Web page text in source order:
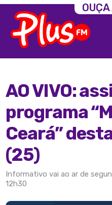
AO VIVO:
programa
Ceará”
(25)
Informativo vai ao ar de
12h30